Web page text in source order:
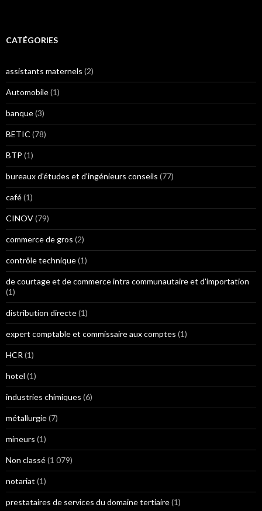
CATÉGORIES
assistants maternels (2)
Automobile(1)
banque(3)
BETIC (78)
BTP (1)
bureaux d'études et d'ingénieurs conseils (77)
café(1)
CINOV(79)
commerce de gros (2)
contrôle technique(1)
de courtage et de commerce intra communautaire et d'importation
(1)
distribution directe(1)
expert comptable et commissaire aux comptes (1)
HCR (1)
hotel (1)
industries chimiques (6)
métallurgie(7)
mineurs (1)
Non classé(1 079)
notariat (1)
prestataires de services du domaine tertiaire(1)